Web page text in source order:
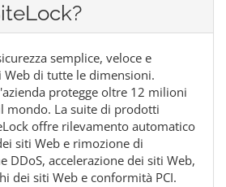
semplice, veloce e
di tutte le dimensioni.
protegge oltre 12 milioni
mondo. La suite di prodotti
offre rilevamento automatico
siti Web e rimozione di
DDoS, accelerazione dei siti Web,
dei siti Web e conformità PCI.